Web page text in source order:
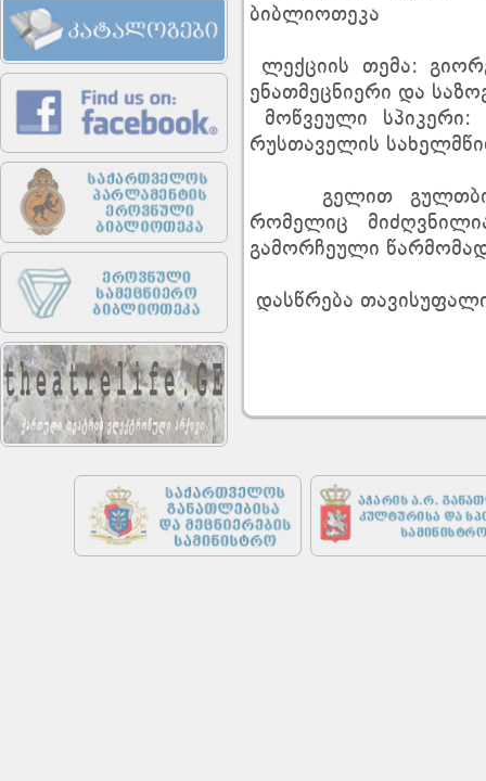
ბიბლიოთეკა
ლექციის თემა:
ენათმეცნიერი და
მოწვეული სპიკერი:
რუსთაველის
გელით გულთბილ
რომელიც
გამორჩეული
დასწრება